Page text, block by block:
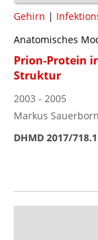
Gehirn |
Anatomisches
Prion-Protein
Struktur
2003 - 2005
Markus
DHMD 2017/718.1